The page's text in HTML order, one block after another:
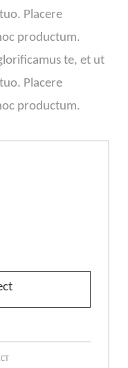
Placere
productum.
te, et ut
Placere
productum.